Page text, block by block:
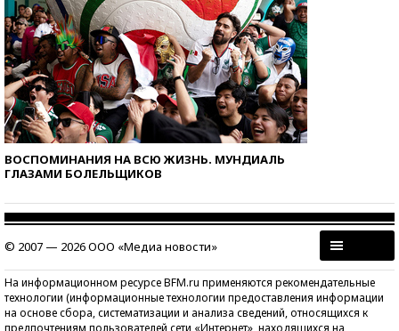
ВОСПОМИНАНИЯ НА ВСЮ ЖИЗНЬ. МУНДИАЛЬ
ГЛАЗАМИ БОЛЕЛЬЩИКОВ
© 2007 — 2026 ООО «Медиа новости»
На информационном ресурсе BFM.ru применяются рекомендательные
технологии (информационные технологии предоставления информации
на основе сбора, систематизации и анализа сведений, относящихся к
предпочтениям пользователей сети «Интернет», находящихся на